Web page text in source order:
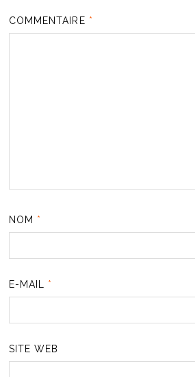
COMMENTAIRE *
NOM *
E-MAIL *
SITE WEB